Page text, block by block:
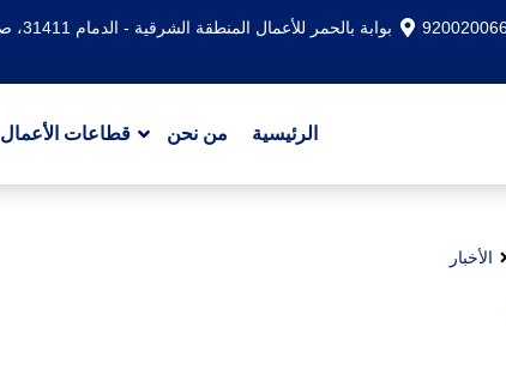
بوابة بالحمر للأعمال المنطقة الشرقية - الدمام 31411، صندوق بريد 150
الرئيسية من نحن قطاعات الأعمال
الأخبار